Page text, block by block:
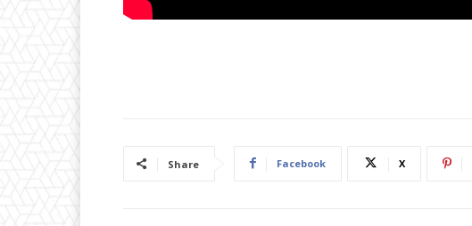
Share Facebook X